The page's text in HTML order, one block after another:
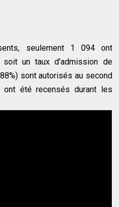
seulement 1 094 ont
soit un taux d'admission de
sont autorisés au second
été recensés durant les